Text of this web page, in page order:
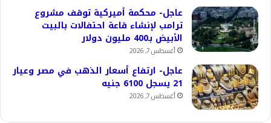
عاجل- محكمة أميركية توقف مشروع
ترامب لإنشاء قاعة احتفالات بالبيت
الأبيض بـ400 مليون دولار
أغسطس 7, 2026
عاجل- ارتفاع أسعار الذهب في مصر وعيار
21 يسجل 6100 جنيه
أغسطس 7, 2026